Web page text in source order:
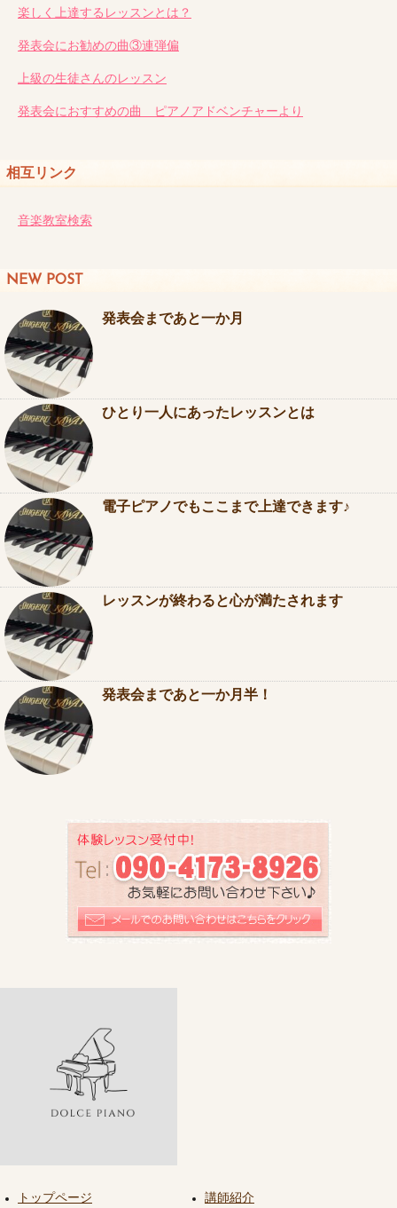
楽しく上達するレッスンとは？
発表会にお勧めの曲③連弾偏
上級の生徒さんのレッスン
発表会におすすめの曲 ピアノアドベンチャーより
相互リンク
音楽教室検索
NEW POST
発表会まであと一か月
ひとり一人にあったレッスンとは
電子ピアノでもここまで上達できます♪
レッスンが終わると心が満たされます
発表会まであと一か月半！
トップページ 講師紹介